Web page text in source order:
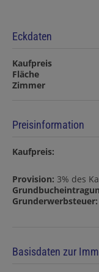
Eckdaten
Kaufpreis
Fläche
Zimmer
Preisinformation
Kaufpreis:
Provision: 3% des
Grunderwerbsteuer:
Basisdaten zur